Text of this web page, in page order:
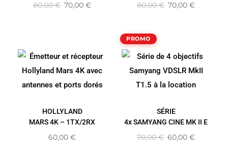
80,00€ 70,00 € 80,00€ 70,00 €
HOLLYLAND
MARS 4K – 1TX/2RX
60,00 €
PROMO
SÉRIE
4x SAMYANG CINE MK II E
70,00€ 60,00 €